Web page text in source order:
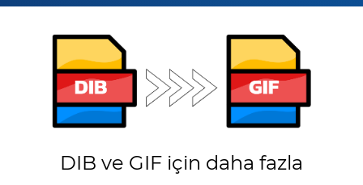
DIB ve GIF için daha fazla